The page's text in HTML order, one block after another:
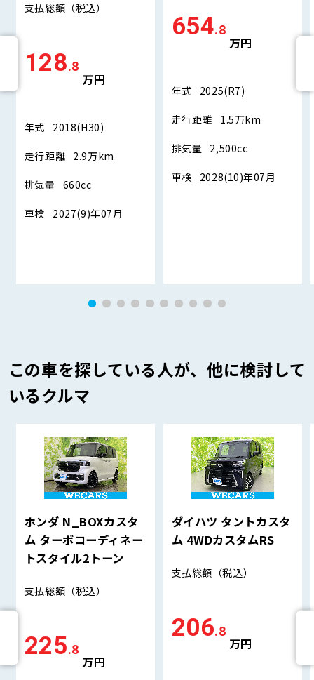
支払総額 （税込）
128.8
万円
年式 2018(H30)
走行距離 2.9万km
排気量 660cc
車検 2027(9)年07月
654.8
万円
年式 2025(R7)
走行距離 1.5万km
排気量 2,500cc
車検 2028(10)年07月
この車を探している人が、他に検討して
いるクルマ
ホンダ N_BOXカスタ
ム ターボコーディネー
トスタイル2トーン
支払総額 （税込）
225.8
万円
ダイハツ タントカスタ
ム 4WDカスタムRS
支払総額 （税込）
206.8
万円